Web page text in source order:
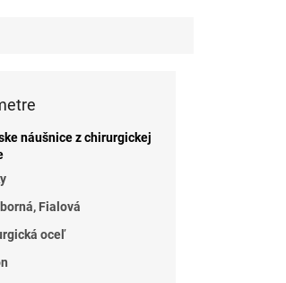
náušnice z chirurgickej
Fialová
oceľ